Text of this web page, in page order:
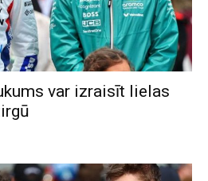
var izraisīt lielas